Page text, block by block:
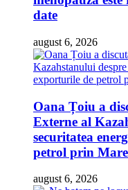
date
august 6, 2026
Oana Țoiu a
Externe al
securitatea
petrol prin
august 6, 2026